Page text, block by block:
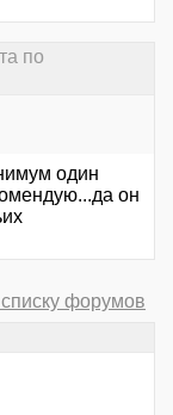
по
один
он
списку форумов